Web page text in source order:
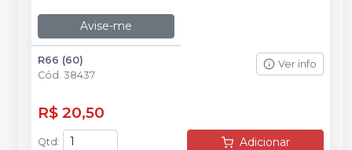
Avise-me
R66 (60)
Cód. 38437
Ver info
R$ 20,50
Qtd : Adicionar